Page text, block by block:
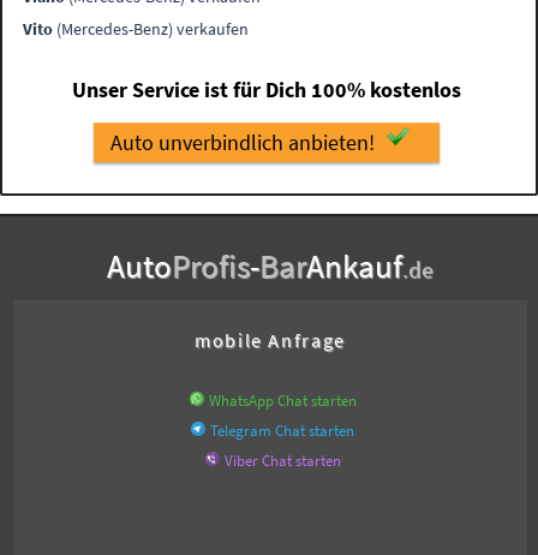
Vito (Mercedes-Benz) verkaufen
Unser Service ist für Dich 100% kostenlos
Auto unverbindlich anbieten!
AutoProfis-BarAnkauf.de
mobile Anfrage
WhatsApp Chat starten
Telegram Chat starten
Viber Chat starten